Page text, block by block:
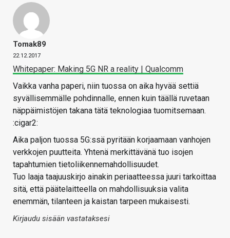
Tomak89
22.12.2017
Whitepaper: Making 5G NR a reality | Qualcomm
Vaikka vanha paperi, niin tuossa on aika hyvää settiä
syvällisemmälle pohdinnalle, ennen kuin täällä ruvetaan
näppäimistöjen takana tätä teknologiaa tuomitsemaan.
:cigar2:
Aika paljon tuossa 5G:ssä pyritään korjaamaan vanhojen
verkkojen puutteita. Yhtenä merkittävänä tuo isojen
tapahtumien tietoliikennemahdollisuudet.
Tuo laaja taajuuskirjo ainakin periaatteessa juuri tarkoittaa
sitä, että päätelaitteella on mahdollisuuksia valita
enemmän, tilanteen ja kaistan tarpeen mukaisesti.
Kirjaudu sisään vastataksesi